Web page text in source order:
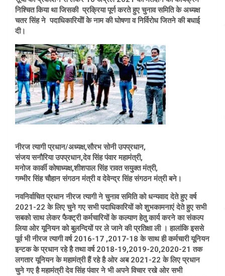
निश्चित किया था जिसकी प्रक्रिया पूर्ण करते हुए चुनाव समिति के अध्यक्ष
चतर सिंह ने पदाधिकारियोों केे नाम की घोषणा व निर्विरोध जितने की बधाई
दी।
नीरज त्यागी प्रधान/अध्यक्ष,सौरभ सोनी उपप्रधान,
संजय सनौरिया उपप्रधान,देव सिंह पंवार महामंत्री,
मनोज कार्की कोषाध्यक्ष,शीशपाल सिंह रावत सयुक्त मंत्री,
गम्भीर सिंह चौहान संगठन मंत्री व देवेन्द्र सिंह संगठन मंत्री बने।
नवनिर्वाचित प्रधान नीरज त्यागी ने चुनाव समिति को धन्यवाद देते हुए वर्ष
2021-22 के लिए चुने गए सभी पदाधिकारियों को शुभकामनाएं देते हुए सभी
सबको साथ लेकर फैक्ट्री कर्मचारियों के कल्याण हेतु कार्य करने का संकल्प
लिया ओर यूनियन को बुलन्दियों पर ले जाने की प्रतिक्षा ली । हालांकि इससे
पूर्व भी नीरज त्यागी वर्ष 2016-17 ,2017-18 के साथ ही कर्मचारी यूनियन
इन्टक के प्रधान रहे है तथा वर्ष 2018-19,2019-20,2020-21 तक
लगतार यूनियन के महामंत्री हैं रहे है ओर अब 2021-22 के लिए प्रधान
चुने गए है महामंत्री देव सिंह पंवार ने भी अपने विचार रखे ओर सभी